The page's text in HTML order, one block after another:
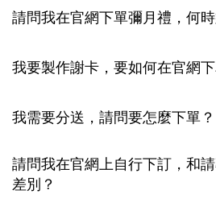
請問我在官網下單彌月禮，何
我要製作謝卡，要如何在官網下
我需要分送，請問要怎麼下單？
請問我在官網上自行下訂，和
差別？